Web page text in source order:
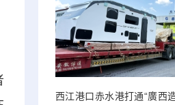
西江港口赤水港打通“廣西